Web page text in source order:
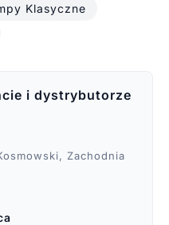
Klasyczne
i dystrybutorze
Zachodnia